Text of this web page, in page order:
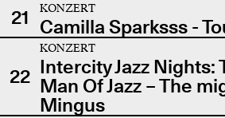
21
KONZERT
Camilla Sparksss -
22
KONZERT
Intercity Jazz Nights:
Man Of Jazz – The
Mingus